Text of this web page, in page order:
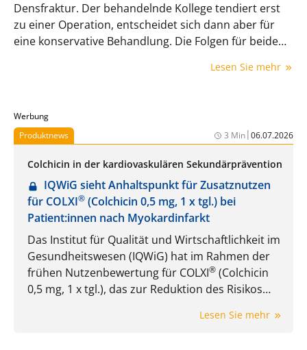
Densfraktur. Der behandelnde Kollege tendiert erst
zu einer Operation, entscheidet sich dann aber für
eine konservative Behandlung. Die Folgen für beide
Lesen Sie mehr
Werbung
Produktnews
3 Min|06.07.2026
Colchicin in der kardiovaskulären Sekundärprävention
IQWiG sieht Anhaltspunkt für Zusatznutzen
für COLXI® (Colchicin 0,5 mg, 1 x tgl.) bei
Patient:innen nach Myokardinfarkt
Das Institut für Qualität und Wirtschaftlichkeit im
Gesundheitswesen (IQWiG) hat im Rahmen der
frühen Nutzenbewertung für COLXI® (Colchicin
0,5 mg, 1 x tgl.), das zur Reduktion des Risikos
erwachsenen Patient:innen nach Myokardinfarkt
Lesen Sie mehr